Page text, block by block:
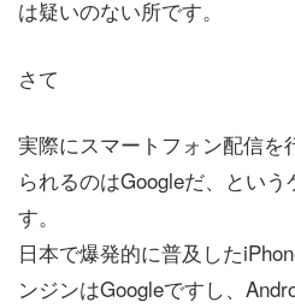
は疑いのない所です。
さて
実際にスマートフォン配信を
られるのはGoogleだ、とい
す。
日本で爆発的に普及した
ンジンはGoogleですし、